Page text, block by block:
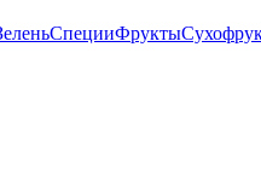
СпецииФрукты